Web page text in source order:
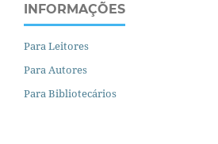
INFORMAÇÕES
Para Leitores
Para Autores
Para Bibliotecários